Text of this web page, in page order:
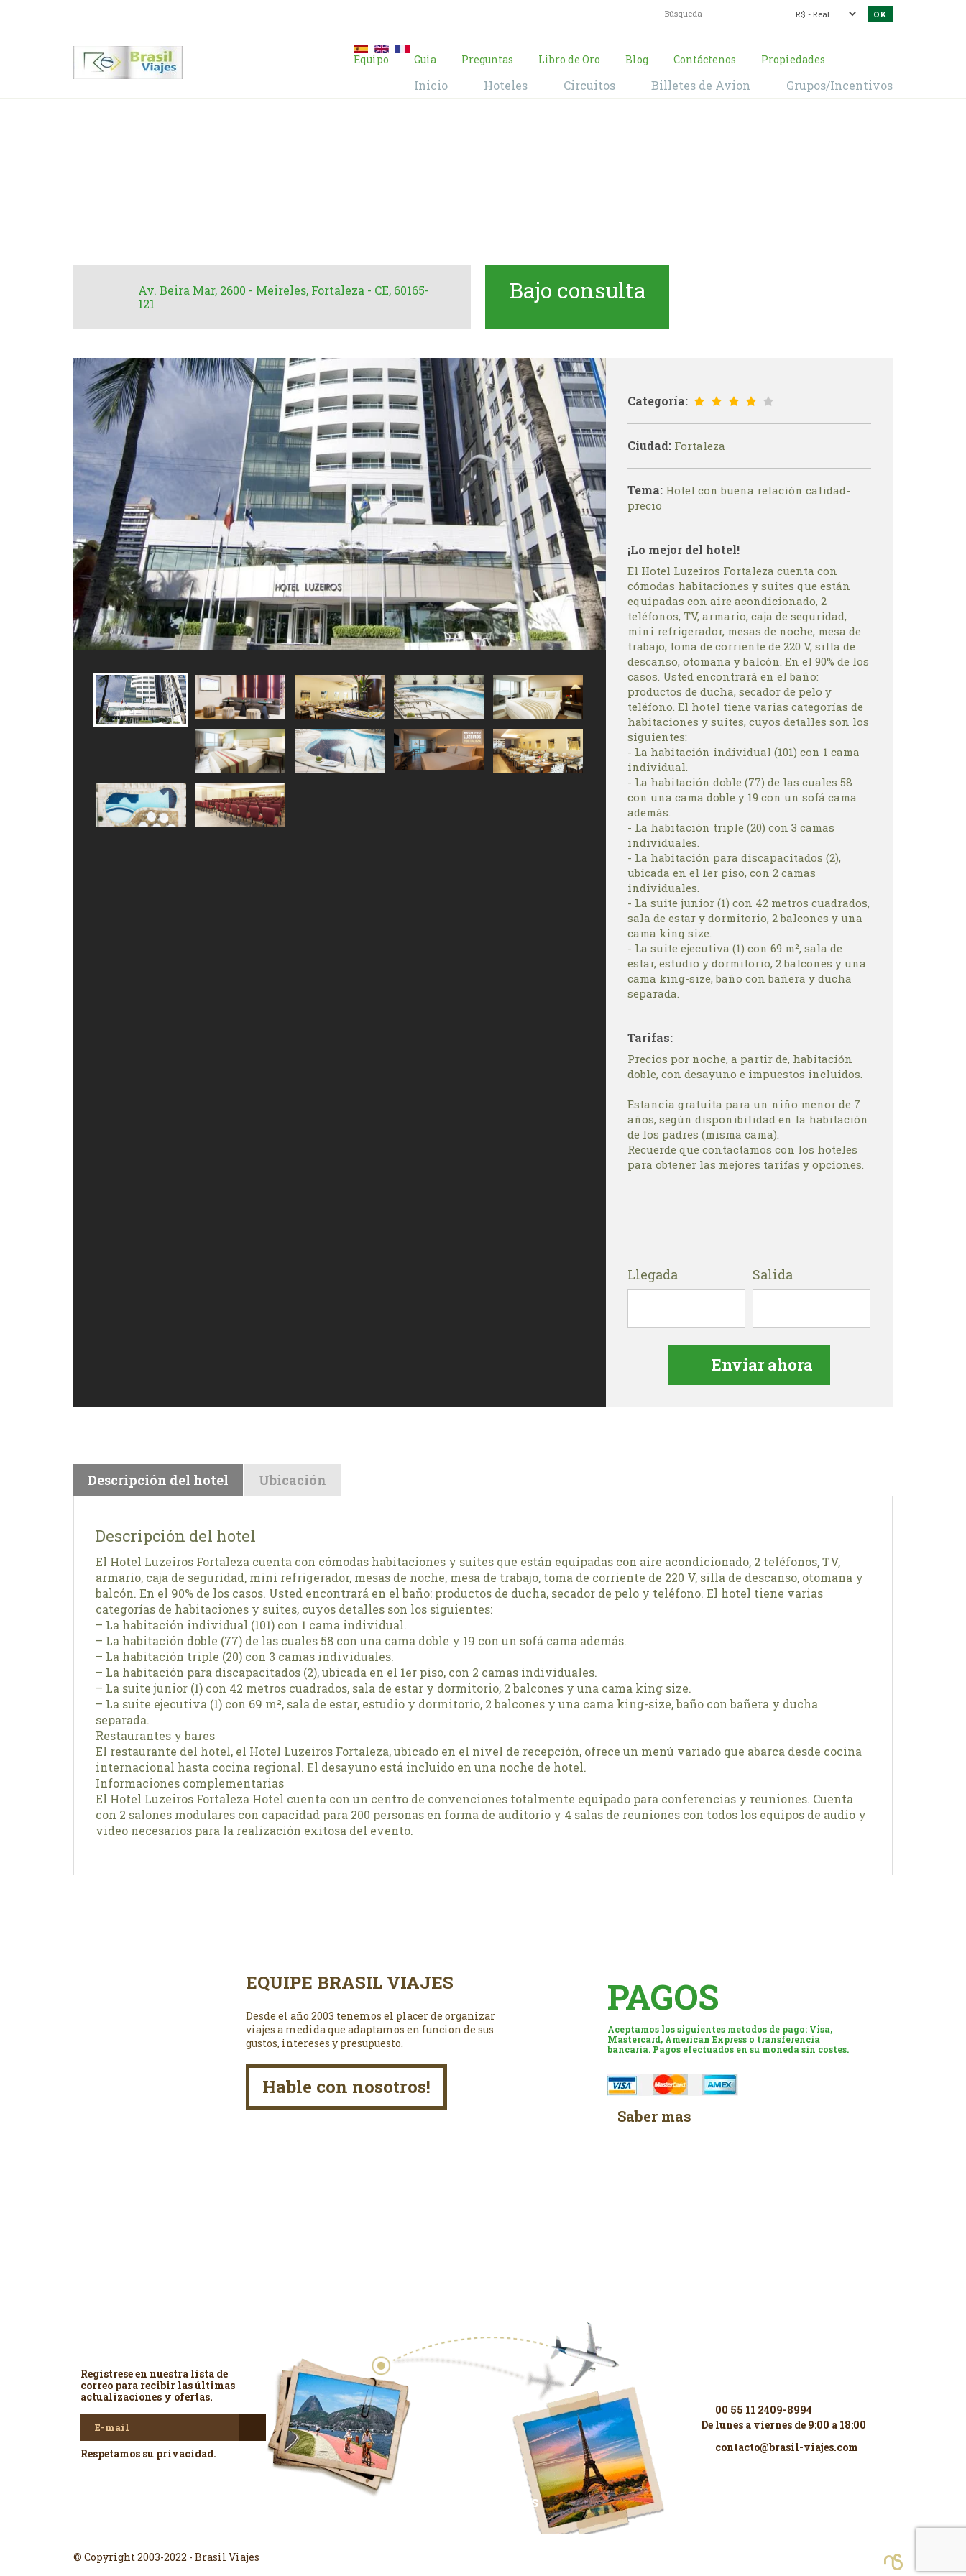
Equipo Guia Preguntas Libro de Oro Blog Contáctenos Propiedades
Inicio Hoteles Circuitos Billetes de Avion Grupos/Incentivos
Av. Beira Mar, 2600 - Meireles, Fortaleza - CE, 60165-
121
Bajo consulta
Categoría:
Ciudad: Fortaleza
Tema: Hotel con buena relación calidad-
precio
¡Lo mejor del hotel!
El Hotel Luzeiros Fortaleza cuenta con
cómodas habitaciones y suites que están
equipadas con aire acondicionado, 2
teléfonos, TV, armario, caja de seguridad,
mini refrigerador, mesas de noche, mesa de
trabajo, toma de corriente de 220 V, silla de
descanso, otomana y balcón. En el 90% de los
casos. Usted encontrará en el baño:
productos de ducha, secador de pelo y
teléfono. El hotel tiene varias categorías de
habitaciones y suites, cuyos detalles son los
siguientes:
- La habitación individual (101) con 1 cama
individual.
- La habitación doble (77) de las cuales 58
con una cama doble y 19 con un sofá cama
además.
- La habitación triple (20) con 3 camas
individuales.
- La habitación para discapacitados (2),
ubicada en el 1er piso, con 2 camas
individuales.
- La suite junior (1) con 42 metros cuadrados,
sala de estar y dormitorio, 2 balcones y una
cama king size.
- La suite ejecutiva (1) con 69 m², sala de
estar, estudio y dormitorio, 2 balcones y una
cama king-size, baño con bañera y ducha
separada.
Tarifas:
Precios por noche, a partir de, habitación
doble, con desayuno e impuestos incluidos.
Estancia gratuita para un niño menor de 7
años, según disponibilidad en la habitación
de los padres (misma cama).
Recuerde que contactamos con los hoteles
para obtener las mejores tarifas y opciones.
Llegada Salida
Descripción del hotel Ubicación
Descripción del hotel
El Hotel Luzeiros Fortaleza cuenta con cómodas habitaciones y suites que están equipadas con aire acondicionado, 2 teléfonos, TV,
armario, caja de seguridad, mini refrigerador, mesas de noche, mesa de trabajo, toma de corriente de 220 V, silla de descanso, otomana y
balcón. En el 90% de los casos. Usted encontrará en el baño: productos de ducha, secador de pelo y teléfono. El hotel tiene varias
categorías de habitaciones y suites, cuyos detalles son los siguientes:
– La habitación individual (101) con 1 cama individual.
– La habitación doble (77) de las cuales 58 con una cama doble y 19 con un sofá cama además.
– La habitación triple (20) con 3 camas individuales.
– La habitación para discapacitados (2), ubicada en el 1er piso, con 2 camas individuales.
– La suite junior (1) con 42 metros cuadrados, sala de estar y dormitorio, 2 balcones y una cama king size.
– La suite ejecutiva (1) con 69 m², sala de estar, estudio y dormitorio, 2 balcones y una cama king-size, baño con bañera y ducha
separada.
Restaurantes y bares
El restaurante del hotel, el Hotel Luzeiros Fortaleza, ubicado en el nivel de recepción, ofrece un menú variado que abarca desde cocina
internacional hasta cocina regional. El desayuno está incluido en una noche de hotel.
Informaciones complementarias
El Hotel Luzeiros Fortaleza Hotel cuenta con un centro de convenciones totalmente equipado para conferencias y reuniones. Cuenta
con 2 salones modulares con capacidad para 200 personas en forma de auditorio y 4 salas de reuniones con todos los equipos de audio y
video necesarios para la realización exitosa del evento.
EQUIPE BRASIL VIAJES
Desde el año 2003 tenemos el placer de organizar
viajes a medida que adaptamos en funcion de sus
gustos, intereses y presupuesto.
Hable con nosotros!
PAGOS
Aceptamos los siguientes metodos de pago: Visa,
Mastercard, American Express o transferencia
bancaria. Pagos efectuados en su moneda sin costes.
Saber mas
Regístrese en nuestra lista de
correo para recibir las últimas
actualizaciones y ofertas.
Respetamos su privacidad.
00 55 11 2409-8994
De lunes a viernes de 9:00 a 18:00
contacto@brasil-viajes.com
Redes Sociales
© Copyright 2003-2022 - Brasil Viajes